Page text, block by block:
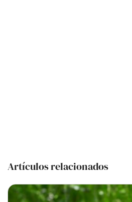
Artículos relacionados